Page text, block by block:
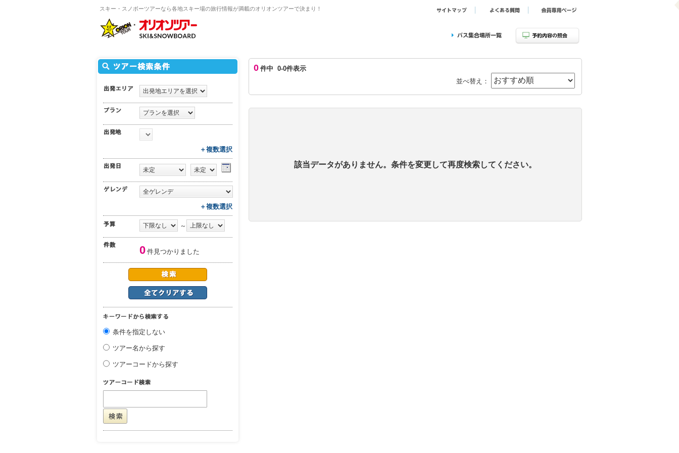
スキー・スノボーツアーなら各地スキー場の旅行情報が満載のオリオンツアーで決まり！
＋複数選択
＋複数選択
～
0 件見つかりました
条件を指定しない
ツアー名から探す
ツアーコードから探す
0 件中 0-0件表示
並べ替え：
該当データがありません。条件を変更して再度検索してください。